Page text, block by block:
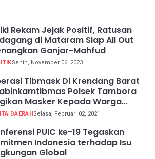
Rekam Jejak Positif, Ratusan
di Mataram Siap All Out
Ganjar-Mahfud
Senin, November 06, 2023
Tibmask Di Krendang Barat
Polsek Tambora
Masker Kepada Warga
Prokes
DAERAHSelasa, Februari 02, 2021
PUIC ke-19 Tegaskan
Indonesia terhadap Isu
Global